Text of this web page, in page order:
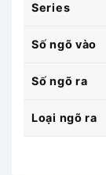
Series
Số ngõ vào
Số ngõ ra
Loại ngõ ra